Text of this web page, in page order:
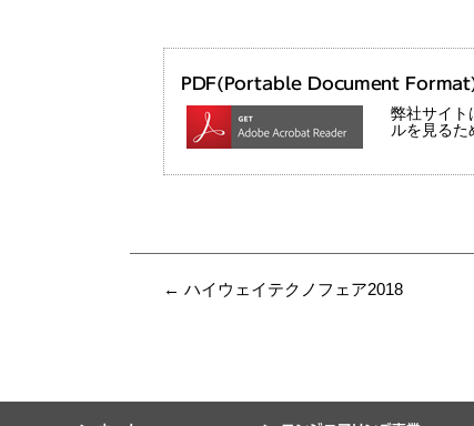
PDF(Portable Document Format)
弊社サイト
ルを見るた
← ハイウェイテクノフェア2018